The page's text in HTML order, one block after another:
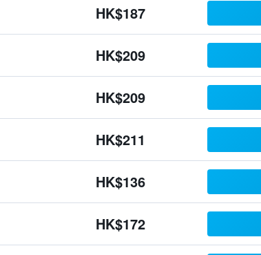
HK$187
HK$209
HK$209
HK$211
HK$136
HK$172